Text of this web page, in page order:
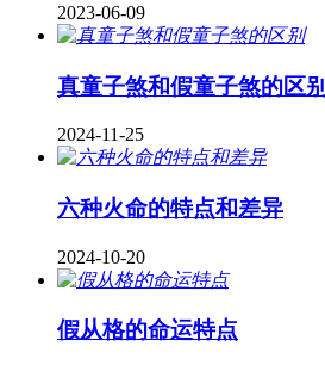
2023-06-09
真童子煞和假童子煞的区别
2024-11-25
六种火命的特点和差异
2024-10-20
假从格的命运特点